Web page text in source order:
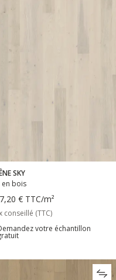
SKY
en bois
€ TTC/m²
conseillé (TTC)
votre échantillon